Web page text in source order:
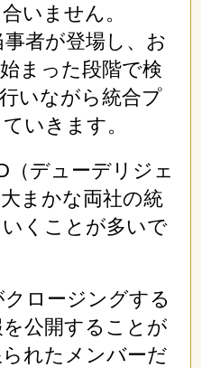
いません。
者が登場し、お
まった段階で検
いながら統合プ
いきます。
（デューデリジェ
まかな両社の統
くことが多いで
ロージングする
公開することが
れたメンバーだ